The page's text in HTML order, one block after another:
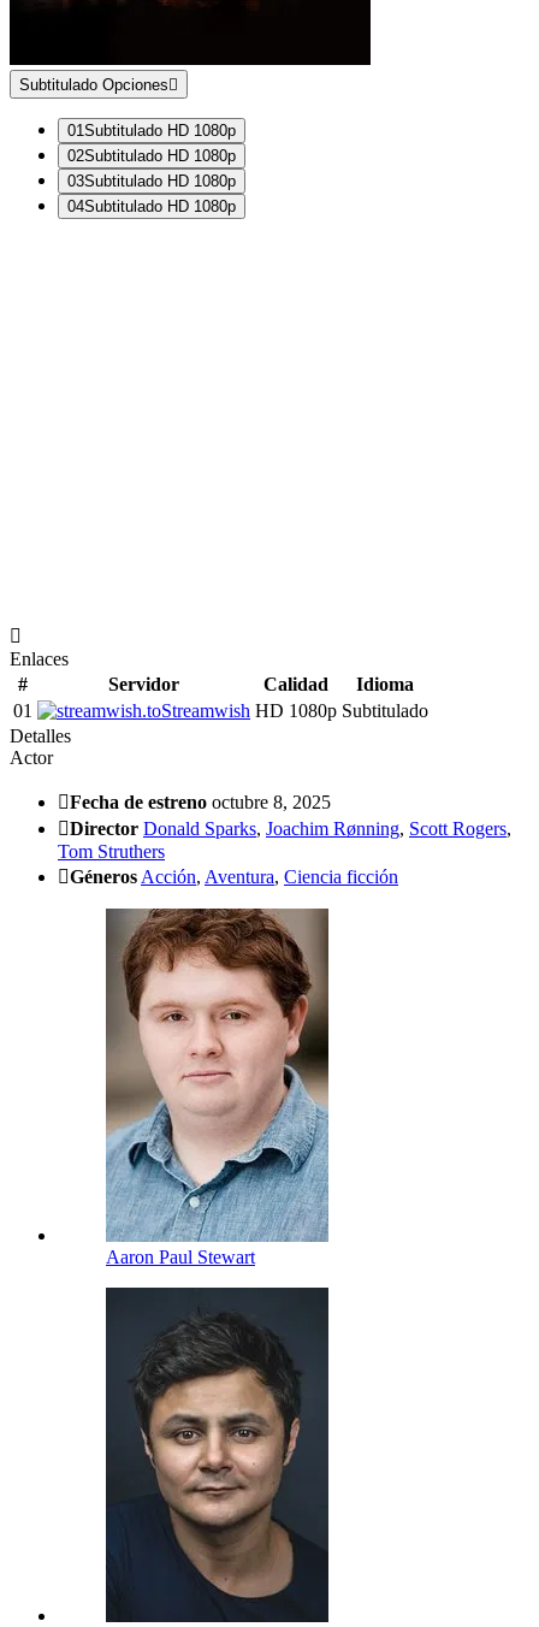
Subtitulado Opciones
01Subtitulado HD 1080p
02Subtitulado HD 1080p
03Subtitulado HD 1080p
04Subtitulado HD 1080p
Enlaces
#
Servidor Calidad
Idioma
01
Streamwish HD 1080p Subtitulado
Detalles
Actor
Fecha de estreno octubre 8, 2025
Director Donald Sparks, Joachim Rønning, Scott Rogers,
Tom Struthers
Géneros Acción, Aventura, Ciencia ficción
Aaron Paul Stewart